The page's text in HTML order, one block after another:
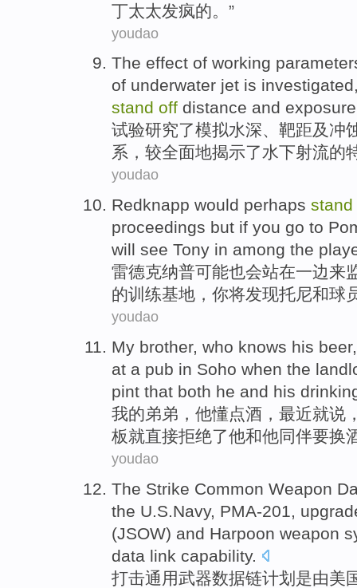
丁太太发疯的。”
youdao
The effect of working
of underwater jet is investigated
stand off distance and
试验研究了模拟水深、靶距及 冲
系，较全面地揭示了水下射流的
youdao
Redknapp would perhaps stand
proceedings but if you go to
will see Tony in among the
雷德克纳普可能也会站在一边来
的训练基地，你将发现托尼和球
youdao
My brother, who knows his beer
at a pub in Soho when the
pint that both he and his
我的弟弟 ， 他懂点酒 ， 最近就说
板就直接拒绝了他和他同伴要换
youdao
The Strike Common Weapon
the U.S.Navy, PMA-201,
(JSOW) and Harpoon weapon
data link capability.
打击通用武器数据链计划 是由美